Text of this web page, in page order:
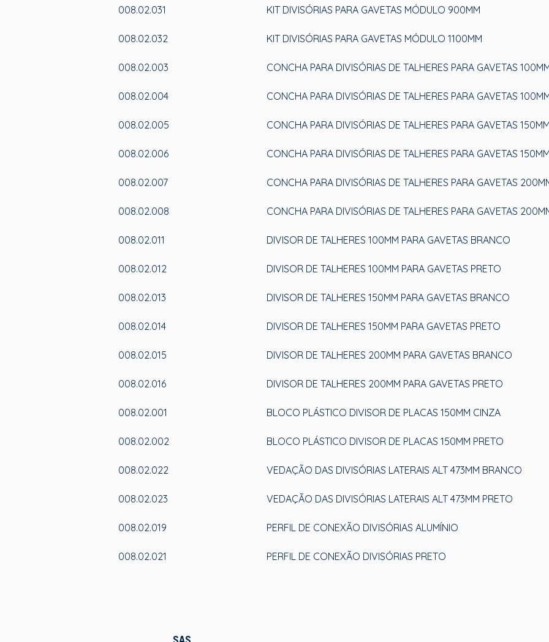
008.02.031 KIT DIVISÓRIAS PARA GAVETAS MÓDULO 900MM
008.02.032 KIT DIVISÓRIAS PARA GAVETAS MÓDULO 1100MM
008.02.003 CONCHA PARA DIVISÓRIAS DE TALHERES PARA GAVETAS
008.02.004 CONCHA PARA DIVISÓRIAS DE TALHERES PARA GAVETAS
008.02.005 CONCHA PARA DIVISÓRIAS DE TALHERES PARA GAVETAS
008.02.006 CONCHA PARA DIVISÓRIAS DE TALHERES PARA GAVETAS
008.02.007 CONCHA PARA DIVISÓRIAS DE TALHERES PARA GAVETAS
008.02.008 CONCHA PARA DIVISÓRIAS DE TALHERES PARA GAVETAS
008.02.011 DIVISOR DE TALHERES 100MM PARA GAVETAS BRANCO
008.02.012 DIVISOR DE TALHERES 100MM PARA GAVETAS PRETO
008.02.013 DIVISOR DE TALHERES 150MM PARA GAVETAS BRANCO
008.02.014 DIVISOR DE TALHERES 150MM PARA GAVETAS PRETO
008.02.015 DIVISOR DE TALHERES 200MM PARA GAVETAS BRANCO
008.02.016 DIVISOR DE TALHERES 200MM PARA GAVETAS PRETO
008.02.001 BLOCO PLÁSTICO DIVISOR DE PLACAS 150MM CINZA
008.02.002 BLOCO PLÁSTICO DIVISOR DE PLACAS 150MM PRETO
008.02.022 VEDAÇÃO DAS DIVISÓRIAS LATERAIS ALT 473MM BRANCO
008.02.023 VEDAÇÃO DAS DIVISÓRIAS LATERAIS ALT 473MM PRETO
008.02.019 PERFIL DE CONEXÃO DIVISÓRIAS ALUMÍNIO
008.02.021 PERFIL DE CONEXÃO DIVISÓRIAS PRETO